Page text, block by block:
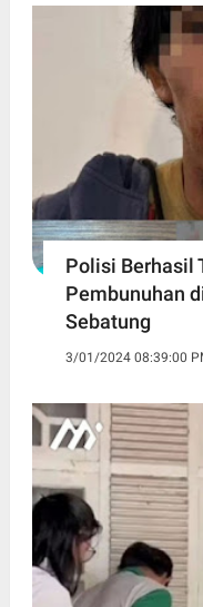
Polisi Berhasil
Pembunuhan
Sebatung
3/01/2024 08:39:00